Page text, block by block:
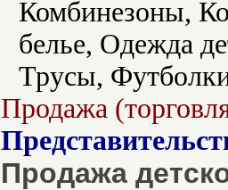
Комбинезоны,
белье, Одежда
Трусы,
Продажа
Продажа